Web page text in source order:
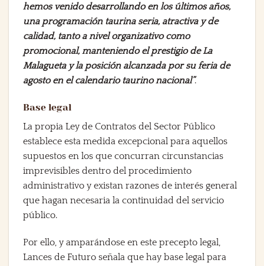
hemos venido desarrollando en los últimos años,
una programación taurina seria, atractiva y de
calidad, tanto a nivel organizativo como
promocional, manteniendo el prestigio de La
Malagueta y la posición alcanzada por su feria de
agosto en el calendario taurino nacional”.
Base legal
La propia Ley de Contratos del Sector Público
establece esta medida excepcional para aquellos
supuestos en los que concurran circunstancias
imprevisibles dentro del procedimiento
administrativo y existan razones de interés general
que hagan necesaria la continuidad del servicio
público.
Por ello, y amparándose en este precepto legal,
Lances de Futuro señala que hay base legal para